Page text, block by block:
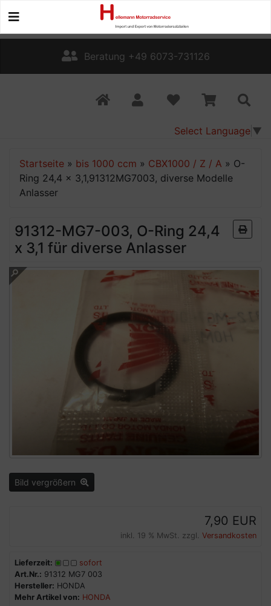
Beratung +49 6073-731126
Select Language ▼
Startseite » bis 1000 ccm » CBX1000 / Z / A » O-
Ring 24,4 x 3,1,91312MG7003, diverse Modelle
Anlasser
91312-MG7-003, O-Ring 24,4
x 3,1 für diverse Anlasser
Bild vergrößern
7,90 EUR
inkl. 19 % MwSt. zzgl. Versandkosten
Lieferzeit:
sofort
Art.Nr.: 91312 MG7 003
Hersteller: HONDA
Mehr Artikel von: HONDA